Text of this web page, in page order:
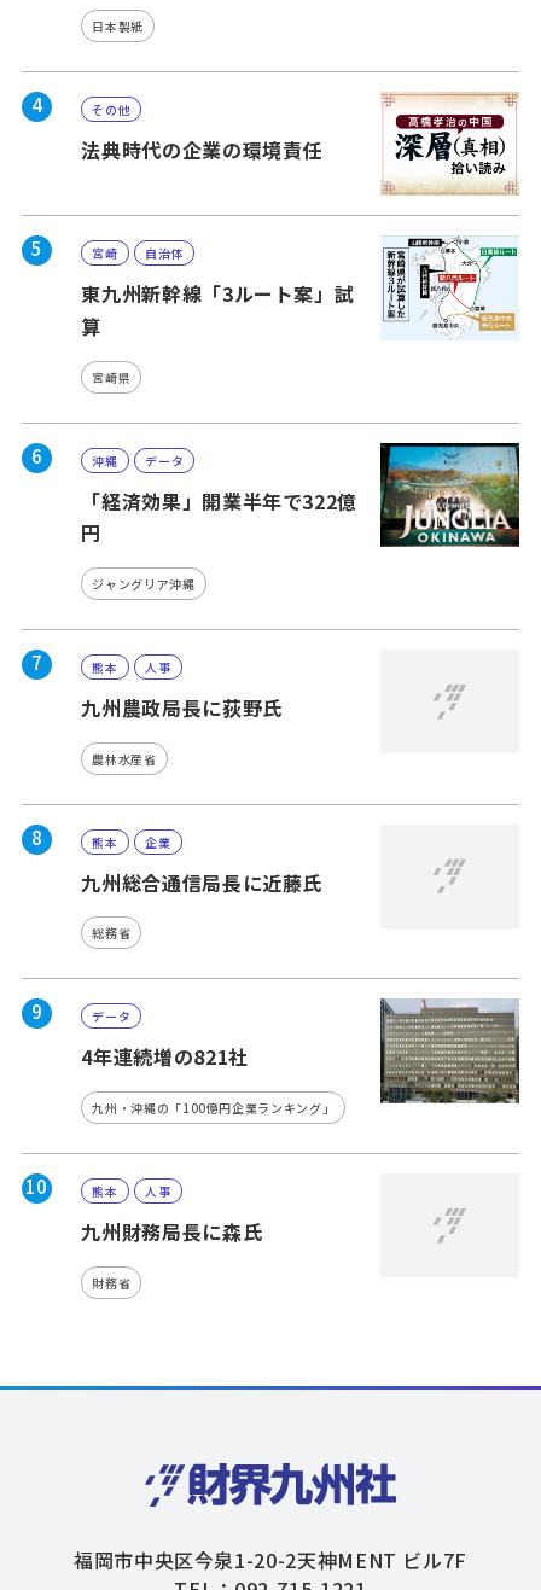
日本製紙
4 その他
法典時代の企業の環境責任
5 宮崎 自治体
東九州新幹線「3ルート案」試
算
宮崎県
6 沖縄 データ
「経済効果」開業半年で322億
円
ジャングリア沖縄
7 熊本 人事
九州農政局長に荻野氏
農林水産省
8 熊本 企業
九州総合通信局長に近藤氏
総務省
9 データ
4年連続増の821社
九州・沖縄の「100億円企業ランキング」
10 熊本 人事
九州財務局長に森氏
財務省
福岡市中央区今泉1-20-2天神MENT ビル7F